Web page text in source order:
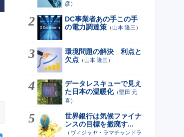
彦）
DC事業者あの手この手
の電力調達策 （山本 隆三 ）
環境問題の解決 利点と
欠点 （山本 隆三 ）
データレスキューで見え
た日本の温暖化（堅田 元
喜）
世界銀行は気候ファイナ
ンスの目標を撤廃す...
（ ヴィジャヤ・ラマチャンドラ